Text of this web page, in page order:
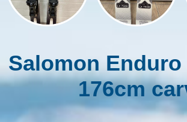
Salomon
176cm